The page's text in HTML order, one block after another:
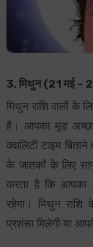
3. मिथुन (21 मई –
मिथुन राशि वालों के
है। आपका मूड
क्वालिटी टाइम
के जातकों के लिए
करता है कि आपका
रहेगा। मिथुन
प्रशंसा मिलेगी या